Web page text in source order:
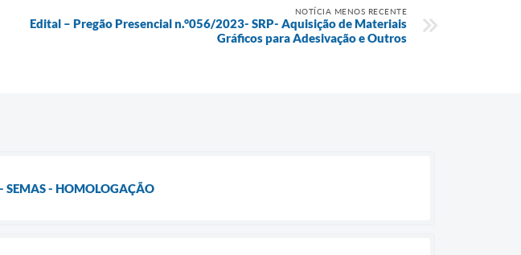
NOTÍCIA MENOS RECENTE
Edital – Pregão Presencial n.°056/2023- SRP- Aquisição de Materiais
Gráficos para Adesivação e Outros
SEMAS - HOMOLOGAÇÃO